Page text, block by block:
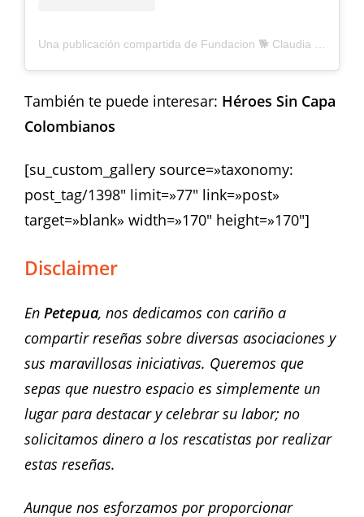
También te puede interesar: Héroes Sin Capa
Colombianos
[su_custom_gallery source=»taxonomy:
post_tag/1398″ limit=»77″ link=»post»
target=»blank» width=»170″ height=»170″]
Disclaimer
En Petepua, nos dedicamos con cariño a
compartir reseñas sobre diversas asociaciones y
sus maravillosas iniciativas. Queremos que
sepas que nuestro espacio es simplemente un
lugar para destacar y celebrar su labor; no
solicitamos dinero a los rescatistas por realizar
estas reseñas.
Aunque nos esforzamos por proporcionar